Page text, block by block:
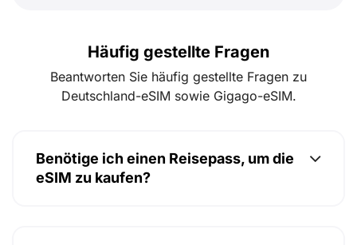
Häufig gestellte Fragen
Beantworten Sie häufig gestellte Fragen zu
Deutschland-eSIM sowie Gigago-eSIM.
Benötige ich einen Reisepass, um die
eSIM zu kaufen?